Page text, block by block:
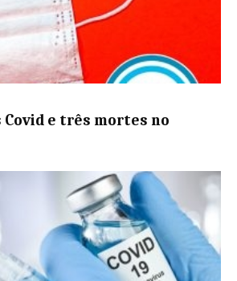
Covid e três mortes no